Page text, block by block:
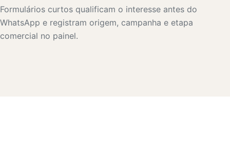
Formulários curtos qualificam o interesse antes do
WhatsApp e registram origem, campanha e etapa
comercial no painel.